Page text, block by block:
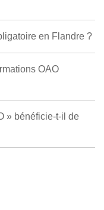
en Flandre ?
OAO
» bénéficie-t-il de